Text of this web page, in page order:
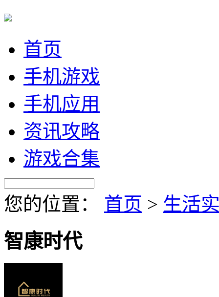
首页
手机游戏
手机应用
资讯攻略
游戏合集
您的位置： 首页 > 生活
智康时代